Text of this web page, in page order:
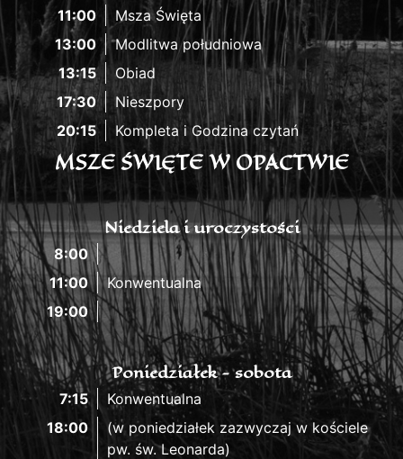
11:00
Msza Święta
13:00
Modlitwa południowa
13:15
Obiad
17:30
Nieszpory
20:15
Kompleta i Godzina czytań
MSZE ŚWIĘTE W OPACTWIE
Niedziela i uroczystości
8:00
11:00
Konwentualna
19:00
Poniedziałek - sobota
7:15
Konwentualna
18:00
(w poniedziałek zazwyczaj w kościele
pw. św. Leonarda)